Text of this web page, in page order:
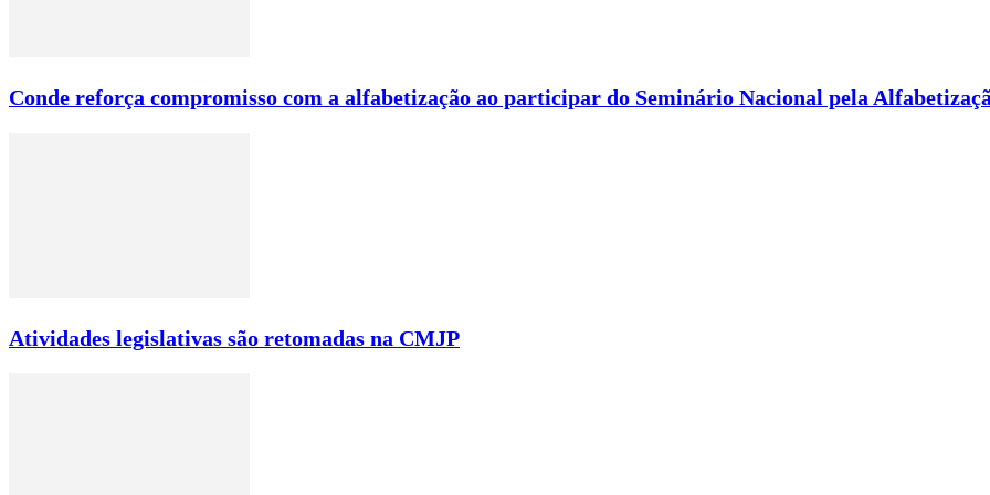
Conde reforça compromisso com a alfabetização ao participar do Seminário Nacional pela
Atividades legislativas são retomadas na CMJP